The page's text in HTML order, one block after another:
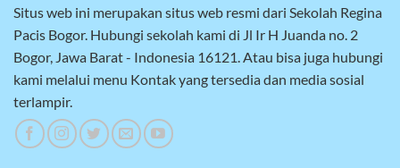
Situs web ini merupakan situs web resmi dari Sekolah Regina
Pacis Bogor. Hubungi sekolah kami di Jl Ir H Juanda no. 2
Bogor, Jawa Barat - Indonesia 16121. Atau bisa juga hubungi
kami melalui menu Kontak yang tersedia dan media sosial
terlampir.